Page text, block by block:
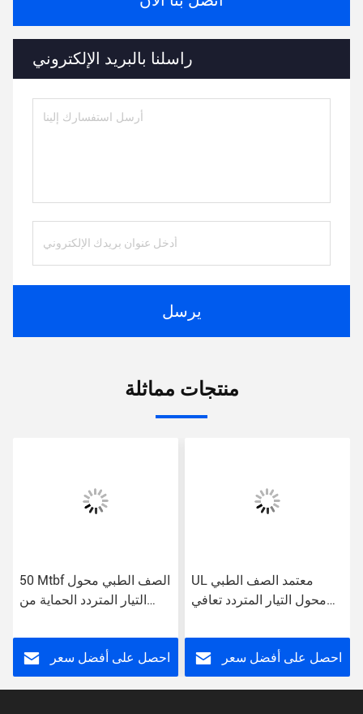
راسلنا بالبريد الإلكتروني
يرسل
منتجات مماثلة
50 Mtbf الصف الطبي محول
التيار المتردد الحماية من
احصل على أفضل سعر
UL معتمد الصف الطبي
محول التيار المتردد تعافي
85٪ الكفاءة الولايات المتحدة
/ الاتحاد الأوروبي / المملكة
المتحدة / أو وصلة 2A
احصل على أفضل سعر